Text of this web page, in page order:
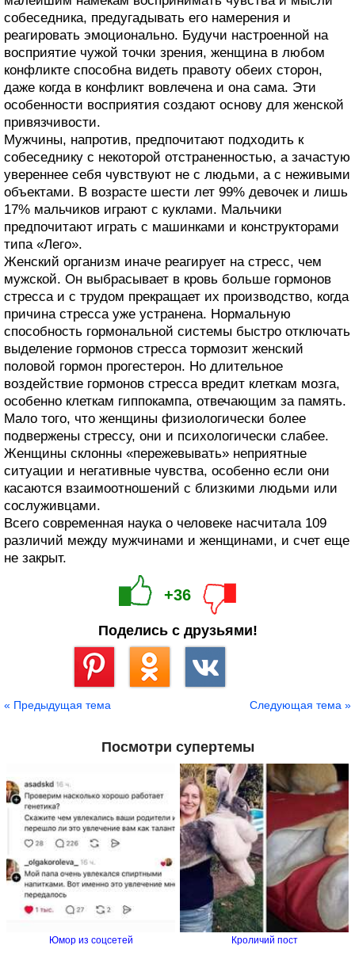
собеседника, предугадывать его намерения и
реагировать эмоционально. Будучи настроенной на
восприятие чужой точки зрения, женщина в любом
конфликте способна видеть правоту обеих сторон,
даже когда в конфликт вовлечена и она сама. Эти
особенности восприятия создают основу для женской
привязчивости.
Мужчины, напротив, предпочитают подходить к
собеседнику с некоторой отстраненностью, а зачастую
увереннее себя чувствуют не с людьми, а с неживыми
объектами. В возрасте шести лет 99% девочек и лишь
17% мальчиков играют с куклами. Мальчики
предпочитают играть с машинками и конструкторами
типа «Лего».
Женский организм иначе реагирует на стресс, чем
мужской. Он выбрасывает в кровь больше гормонов
стресса и с трудом прекращает их производство, когда
причина стресса уже устранена. Нормальную
способность гормональной системы быстро отключать
выделение гормонов стресса тормозит женский
половой гормон прогестерон. Но длительное
воздействие гормонов стресса вредит клеткам мозга,
особенно клеткам гиппокампа, отвечающим за память.
Мало того, что женщины физиологически более
подвержены стрессу, они и психологически слабее.
Женщины склонны «пережевывать» неприятные
ситуации и негативные чувства, особенно если они
касаются взаимоотношений с близкими людьми или
сослуживцами.
Всего современная наука о человеке насчитала 109
различий между мужчинами и женщинами, и счет еще
не закрыт.
+36
Поделись с друзьями!
« Предыдущая тема Следующая тема »
Посмотри супертемы
Юмор из соцсетей Кроличий пост